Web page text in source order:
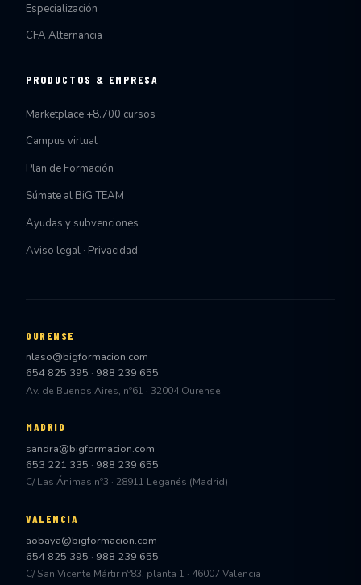
Especialización
CFA Alternancia
PRODUCTOS & EMPRESA
Marketplace +8.700 cursos
Campus virtual
Plan de Formación
Súmate al BiG TEAM
Ayudas y subvenciones
Aviso legal · Privacidad
OURENSE
nlaso@bigformacion.com
654 825 395 · 988 239 655
Av. de Buenos Aires, nº61 · 32004 Ourense
MADRID
sandra@bigformacion.com
653 221 335 · 988 239 655
C/ Las Ánimas nº3 · 28911 Leganés (Madrid)
VALENCIA
aobaya@bigformacion.com
654 825 395 · 988 239 655
C/ San Vicente Mártir nº83, planta 1 · 46007 Valencia